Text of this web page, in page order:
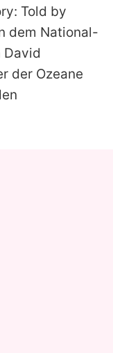
Told by
dem National-
David
der Ozeane